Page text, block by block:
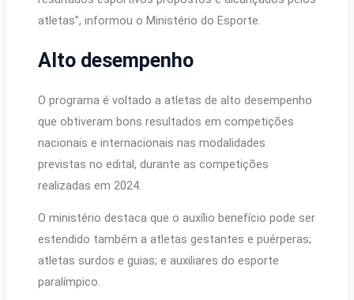
atletas”, informou o Ministério do Esporte.
Alto desempenho
O programa é voltado a atletas de alto desempenho
que obtiveram bons resultados em competições
nacionais e internacionais nas modalidades
previstas no edital, durante as competições
realizadas em 2024.
O ministério destaca que o auxílio benefício pode ser
estendido também a atletas gestantes e puérperas;
atletas surdos e guias; e auxiliares do esporte
paralímpico.